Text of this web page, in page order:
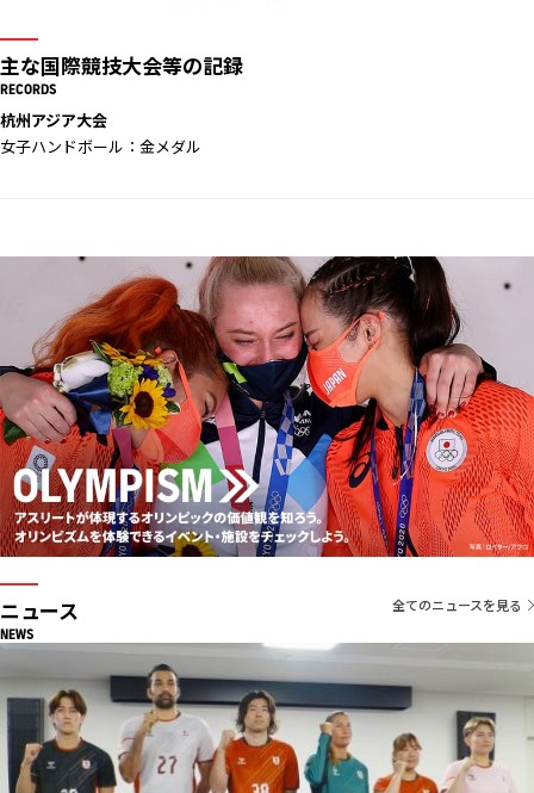
主な国際競技大会等の記録
RECORDS
杭州アジア大会
女子ハンドボール：金メダル
ニュース
NEWS
全てのニュースを見る